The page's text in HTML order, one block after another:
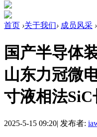
首页 ›关于我们› 成员风采 ›
国产半导体
山东力冠微
寸液相法
2025-5-15 09:20| 发布者: